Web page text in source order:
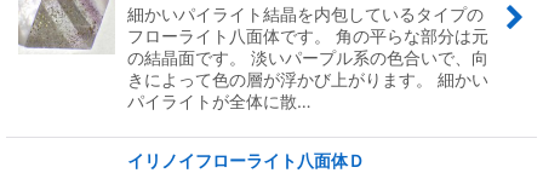
細かいパイライト結晶を内包しているタイプの
フローライト八面体です。 角の平らな部分は元
の結晶面です。 淡いパープル系の色合いで、向
きによって色の層が浮かび上がります。 細かい
パイライトが全体に散…
イリノイフローライト八面体Ｄ